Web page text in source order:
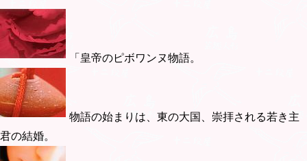
「皇帝のピボワンヌ物語。
物語の始まりは、東の大国、崇拝される若き主
君の結婚。